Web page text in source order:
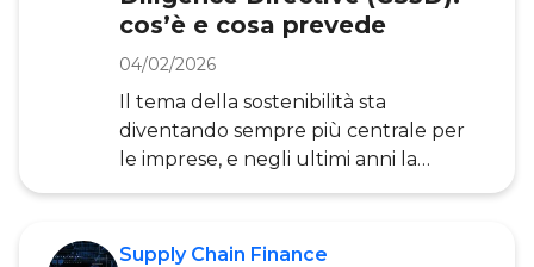
nascita di molteplici soluzioni, dal
tradizionale Reverse Factoring&nbs
cos’è e cosa prevede
04/02/2026
Il tema della sostenibilità sta
diventando sempre più centrale per
le imprese, e negli ultimi anni la
Commissione Europea ha sempre più
pratiche, anche con alcune direttive
Supply Chain Finance